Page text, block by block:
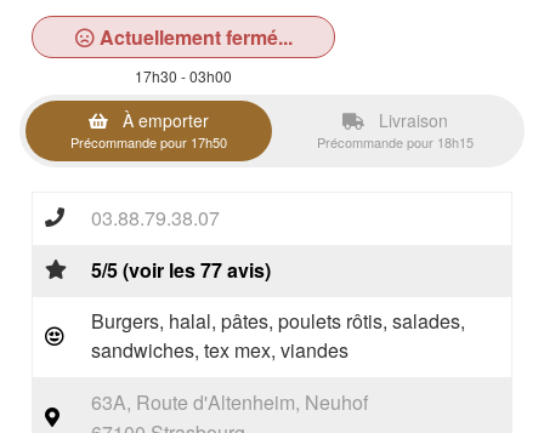
Actuellement fermé...
17h30 - 03h00
À emporter
Précommande pour 17h50
Livraison
Précommande pour 18h15
03.88.79.38.07
5/5 (voir les 77 avis)
Burgers, halal, pâtes, poulets rôtis, salades,
sandwiches, tex mex, viandes
63A, Route d'Altenheim, Neuhof